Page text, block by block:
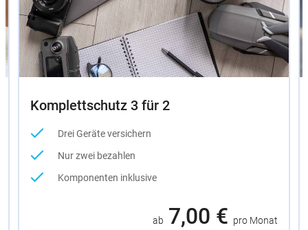
Komplettschutz 3 für 2
Drei Geräte versichern
Nur zwei bezahlen
Komponenten inklusive
ab 7,00 € pro Monat